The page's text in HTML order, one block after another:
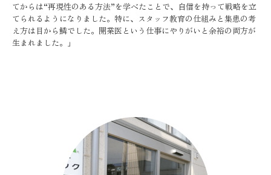
てからは“再現性のある方法”を学べたことで、自信を持って戦略を立
てられるようになりました。特に、スタッフ教育の仕組みと集患の考
え方は目から鱗でした。開業医という仕事にやりがいと余裕の両方が
生まれました。」